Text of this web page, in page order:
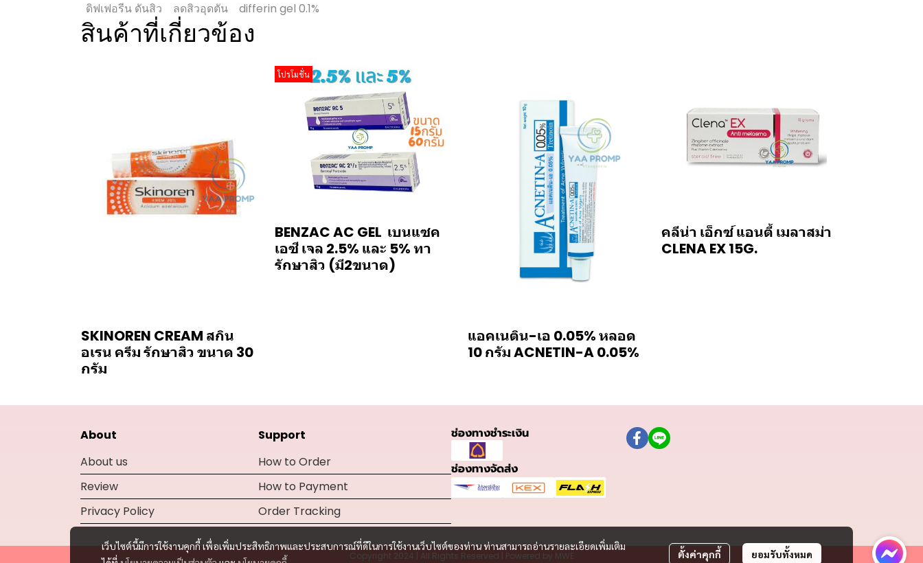
ดิฟเฟอรีน ดันสิว
ลดสิวอุดตัน differin gel 0.1%
สินค้าที่เกี่ยวข้อง
SKINOREN CREAM สกิน
อเรน ครีม รักษาสิว ขนาด 30
กรัม
โปรโมชั่น
BENZAC AC GEL เบนแซค
เอซี เจล 2.5% และ 5% ทา
รักษาสิว (มี2ขนาด)
แอคเนติน-เอ 0.05% หลอด
10 กรัม ACNETIN-A 0.05%
คลีน่า เอ็กซ์ แอนตี้ เมลาสม่า
CLENA EX 15G.
เว็บไซต์นี้มีการใช้งานคุกกี้ เพื่อเพิ่มประสิทธิภาพและประสบการณ์ที่ดีในการใช้งานเว็บไซต์ของท่าน ท่านสามารถอ่านรายละเอียดเพิ่มเติม
ตั้งค่าคุกกี้ ยอมรับทั้งหมด
About
About us
Review
Privacy Policy
Support
How to Order
How to Payment
Order Tracking
ช่องทางชำระเงิน
ช่องทางจัดส่ง
Copyright 2024 | All Rights Reserved | Powered by MWE